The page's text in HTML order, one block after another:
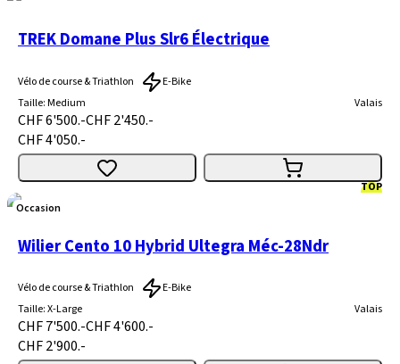
TOP
TREK Domane Plus Slr6 Électrique
Vélo de course & Triathlon
E-Bike
Taille:Medium Valais
CHF 6'500.-CHF 2'450.-
CHF 4'050.-
Occasion
Wilier Cento 10 Hybrid Ultegra Méc-28Ndr
Vélo de course & Triathlon
E-Bike
Taille:X-Large Valais
CHF 7'500.-CHF 4'600.-
CHF 2'900.-